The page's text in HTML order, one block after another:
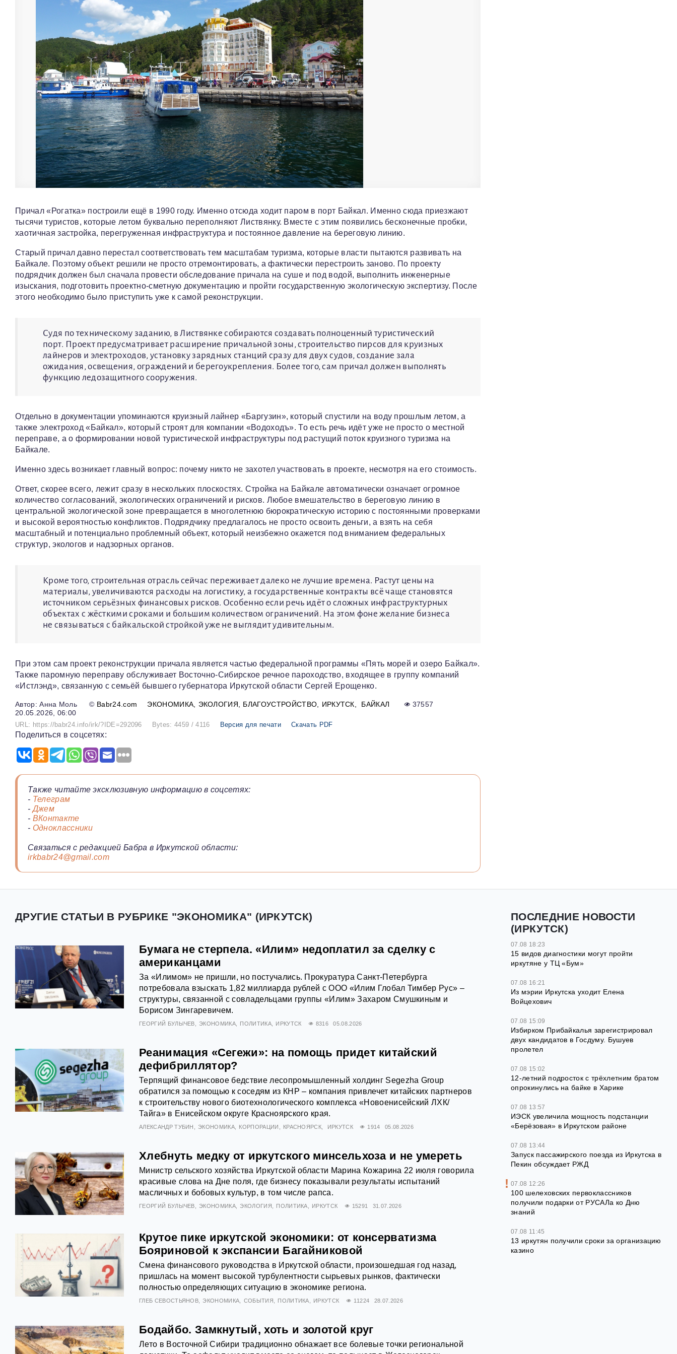
Причал «Рогатка» построили ещё в 1990 году. Именно отсюда ходит паром в порт Байкал. Именно сюда приезжают
тысячи туристов, которые летом буквально переполняют Листвянку. Вместе с этим появились бесконечные пробки,
хаотичная застройка, перегруженная инфраструктура и постоянное давление на береговую линию.
Старый причал давно перестал соответствовать тем масштабам туризма, которые власти пытаются развивать на
Байкале. Поэтому объект решили не просто отремонтировать, а фактически перестроить заново. По проекту
подрядчик должен был сначала провести обследование причала на суше и под водой, выполнить инженерные
изыскания, подготовить проектно-сметную документацию и пройти государственную экологическую экспертизу. После
этого необходимо было приступить уже к самой реконструкции.
Судя по техническому заданию, в Листвянке собираются создавать полноценный туристический
порт. Проект предусматривает расширение причальной зоны, строительство пирсов для круизных
лайнеров и электроходов, установку зарядных станций сразу для двух судов, создание зала
ожидания, освещения, ограждений и берегоукрепления. Более того, сам причал должен выполнять
функцию ледозащитного сооружения.
Отдельно в документации упоминаются круизный лайнер «Баргузин», который спустили на воду прошлым летом, а
также электроход «Байкал», который строят для компании «Водоходъ». То есть речь идёт уже не просто о местной
переправе, а о формировании новой туристической инфраструктуры под растущий поток круизного туризма на
Байкале.
Именно здесь возникает главный вопрос: почему никто не захотел участвовать в проекте, несмотря на его стоимость.
Ответ, скорее всего, лежит сразу в нескольких плоскостях. Стройка на Байкале автоматически означает огромное
количество согласований, экологических ограничений и рисков. Любое вмешательство в береговую линию в
центральной экологической зоне превращается в многолетнюю бюрократическую историю с постоянными проверками
и высокой вероятностью конфликтов. Подрядчику предлагалось не просто освоить деньги, а взять на себя
масштабный и потенциально проблемный объект, который неизбежно окажется под вниманием федеральных
структур, экологов и надзорных органов.
Кроме того, строительная отрасль сейчас переживает далеко не лучшие времена. Растут цены на
материалы, увеличиваются расходы на логистику, а государственные контракты всё чаще становятся
источником серьёзных финансовых рисков. Особенно если речь идёт о сложных инфраструктурных
объектах с жёсткими сроками и большим количеством ограничений. На этом фоне желание бизнеса
не связываться с байкальской стройкой уже не выглядит удивительным.
При этом сам проект реконструкции причала является частью федеральной программы «Пять морей и озеро Байкал».
Также паромную переправу обслуживает Восточно-Сибирское речное пароходство, входящее в группу компаний
«Истлэнд», связанную с семьёй бывшего губернатора Иркутской области Сергей Ерощенко.
Анна Моль © Babr24.com ЭКОНОМИКА ЭКОЛОГИЯ БЛАГОУСТРОЙСТВО ИРКУТСК БАЙКАЛ
37557
20.05.2026, 06:00
URL: https://babr24.info/irk/?IDE=292096 Bytes: 4459 / 4116 Версия для печати Скачать PDF
Поделиться в соцсетях:
Также читайте эксклюзивную информацию в соцсетях:
- Телеграм
-Джем
- ВКонтакте
- Одноклассники
Связаться с редакцией Бабра в Иркутской области:
irkbabr24@gmail.com
ДРУГИЕ СТАТЬИ В РУБРИКЕ "ЭКОНОМИКА" (ИРКУТСК)
Бумага не стерпела. «Илим» недоплатил за сделку с
американцами
За «Илимом» не пришли, но постучались. Прокуратура Санкт-Петербурга
потребовала взыскать 1,82 миллиарда рублей с ООО «Илим Глобал Тимбер Рус» –
структуры, связанной с совладельцами группы «Илим» Захаром Смушкиным и
Борисом Зингаревичем.
ГЕОРГИЙ БУЛЫЧЕВ ЭКОНОМИКА ПОЛИТИКА ИРКУТСК 8316 05.08.2026
Реанимация «Сегежи»: на помощь придет китайский
дефибриллятор?
Терпящий финансовое бедствие лесопромышленный холдинг Segezha Group
обратился за помощью к соседям из КНР – компания привлечет китайских партнеров
к строительству нового биотехнологического комплекса «Новоенисейский ЛХК/
Тайга» в Енисейском округе Красноярского края.
АЛЕКСАНДР ТУБИН ЭКОНОМИКА КОРПОРАЦИИ КРАСНОЯРСК ИРКУТСК 1914 05.08.2026
Хлебнуть медку от иркутского минсельхоза и не умереть
Министр сельского хозяйства Иркутской области Марина Кожарина 22 июля говорила
красивые слова на Дне поля, где бизнесу показывали результаты испытаний
масличных и бобовых культур, в том числе рапса.
ГЕОРГИЙ БУЛЫЧЕВ ЭКОНОМИКА ЭКОЛОГИЯ ПОЛИТИКА ИРКУТСК 15291 31.07.2026
Крутое пике иркутской экономики: от консерватизма
Бояриновой к экспансии Багайниковой
Смена финансового руководства в Иркутской области, произошедшая год назад,
пришлась на момент высокой турбулентности сырьевых рынков, фактически
полностью определяющих ситуацию в экономике региона.
ГЛЕБ СЕВОСТЬЯНОВ ЭКОНОМИКА СОБЫТИЯ ПОЛИТИКА ИРКУТСК 11224 28.07.2026
Бодайбо. Замкнутый, хоть и золотой круг
Лето в Восточной Сибири традиционно обнажает все болевые точки региональной
ПОСЛЕДНИЕ НОВОСТИ
(ИРКУТСК)
07.08 18:23
15 видов диагностики могут пройти
иркутяне у ТЦ «Бум»
07.08 16:21
Из мэрии Иркутска уходит Елена
Войцехович
07.08 15:09
Избирком Прибайкалья зарегистрировал
двух кандидатов в Госдуму. Бушуев
пролетел
07.08 15:02
12‑летний подросток с трёхлетним братом
опрокинулись на байке в Харике
07.08 13:57
ИЭСК увеличила мощность подстанции
«Берёзовая» в Иркутском районе
07.08 13:44
Запуск пассажирского поезда из Иркутска в
Пекин обсуждает РЖД
07.08 12:26
100 шелеховских первоклассников
получили подарки от РУСАЛа ко Дню
знаний
07.08 11:45
13 иркутян получили сроки за организацию
казино